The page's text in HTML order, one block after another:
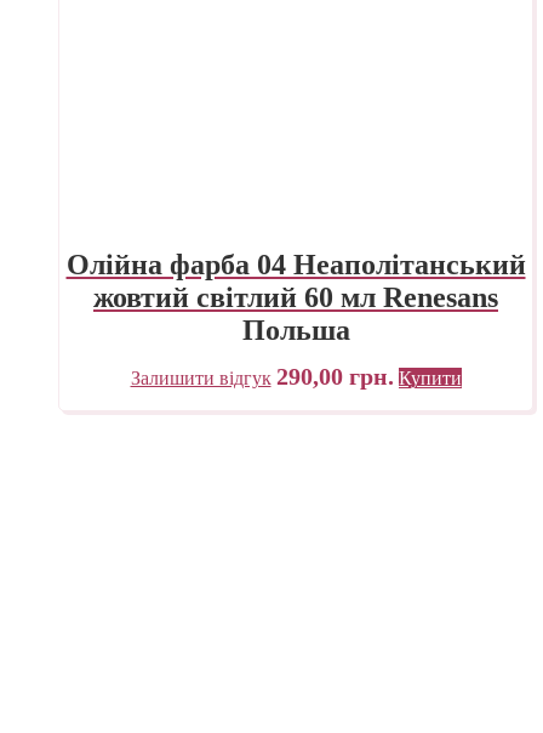
Олійна фарба 04 Неаполітанський
жовтий світлий 60 мл Renesans
Польша
Залишити відгук 290,00 грн. Купити